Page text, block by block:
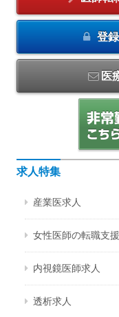
登
医
求人特集
産業医求人
女性医師の転職支援
内視鏡医師求人
透析求人